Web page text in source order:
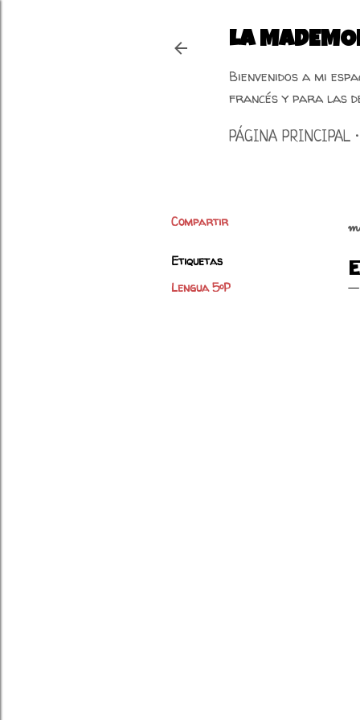
LA
Bienvenidos a mi
francés y para las
PÁGINA PRINCIPAL
Compartir
Etiquetas
Lengua 5ºP